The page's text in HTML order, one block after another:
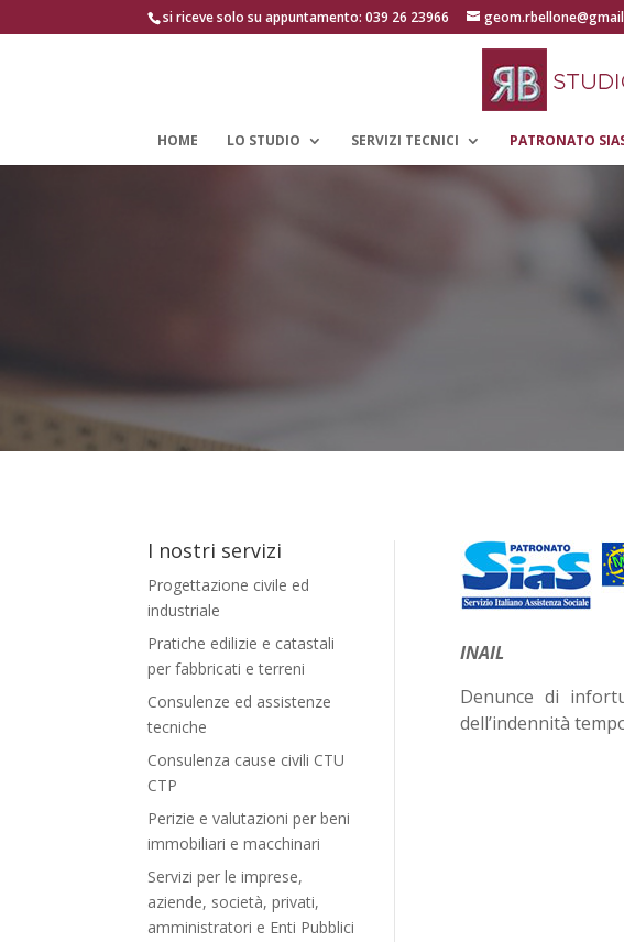
si riceve solo su appuntamento: 039 26 23966
HOME LO STUDIO SERVIZI TECNICI PATRONATO
I nostri servizi
Progettazione civile ed
industriale
Pratiche edilizie e catastali
per fabbricati e terreni
Consulenze ed assistenze
tecniche
Consulenza cause civili CTU
CTP
Perizie e valutazioni per beni
immobiliari e macchinari
Servizi per le imprese,
aziende, società, privati,
amministratori e Enti Pubblici
INAIL
Denunce di
dell’indennità